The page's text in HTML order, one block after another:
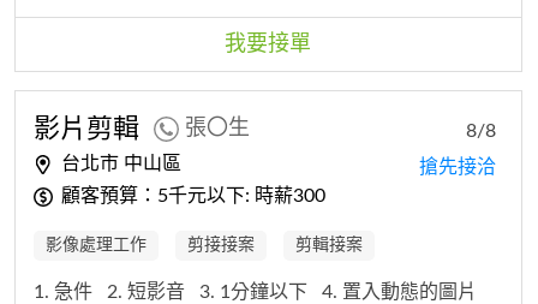
我要接單
影片剪輯 張〇生
台北市 中山區
顧客預算：5千元以下: 時薪300
8/8
搶先接洽
影像處理工作 剪接接案 剪輯接案
1. 急件 2. 短影音 3. 1分鐘以下
4. 置入動態的圖片